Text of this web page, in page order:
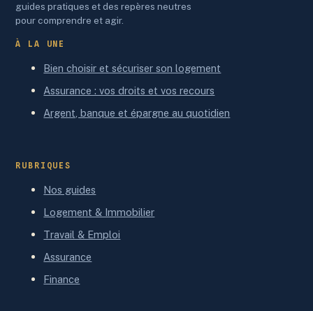
guides pratiques et des repères neutres
pour comprendre et agir.
À LA UNE
Bien choisir et sécuriser son logement
Assurance : vos droits et vos recours
Argent, banque et épargne au quotidien
RUBRIQUES
Nos guides
Logement & Immobilier
Travail & Emploi
Assurance
Finance